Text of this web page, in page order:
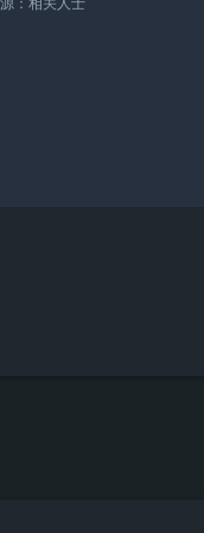
：相关人士